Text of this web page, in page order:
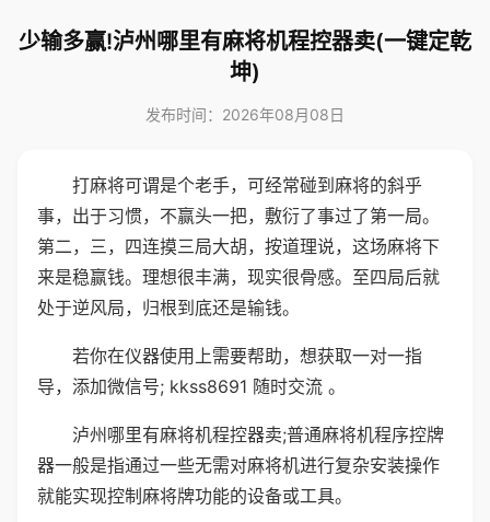
少输多赢!泸州哪里有麻将机程控器卖(一键定乾
坤)
发布时间：2026年08月08日
打麻将可谓是个老手，可经常碰到麻将的斜乎
事，出于习惯，不赢头一把，敷衍了事过了第一局。
第二，三，四连摸三局大胡，按道理说，这场麻将下
来是稳赢钱。理想很丰满，现实很骨感。至四局后就
处于逆风局，归根到底还是输钱。
若你在仪器使用上需要帮助，想获取一对一指
导，添加微信号; kkss8691 随时交流 。
泸州哪里有麻将机程控器卖;普通麻将机程序控牌
器一般是指通过一些无需对麻将机进行复杂安装操作
就能实现控制麻将牌功能的设备或工具。